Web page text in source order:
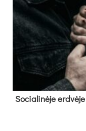
So­cia­li­nė­je